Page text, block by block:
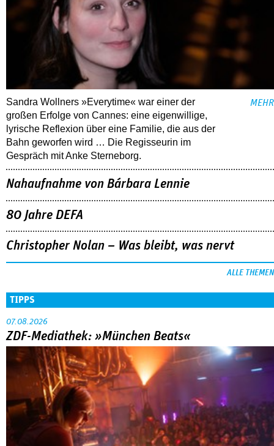
Sandra Wollners »Everytime« war einer der
großen Erfolge von Cannes: eine eigenwillige,
lyrische Reflexion über eine ­Familie, die aus der
Bahn geworfen wird … Die Regisseurin im
Gespräch mit Anke Sterneborg.
MEHR
Nahaufnahme von Bárbara Lennie
80 Jahre DEFA
Christopher Nolan – Was bleibt, was nervt
ALLE THEMEN
TIPPS
07.08.2026
ZDF-Mediathek: »München Beats«